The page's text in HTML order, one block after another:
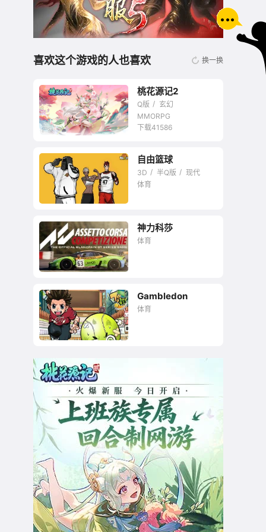
喜欢这个游戏的人也喜欢 换一换
无商城开放交易回合
网游
桃花源记2
Q版
玄幻
MMORPG
下载41586
嘻哈风《街头篮球》
正统续作
自由篮球
3D 半Q版
现代
体育
硬核到要用方向盘才
能玩好的赛车游戏。
神力科莎
体育
Gambledon
体育